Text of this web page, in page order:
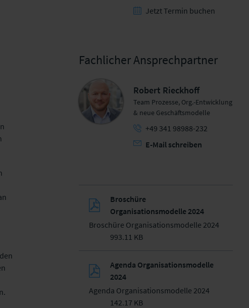
Jetzt Termin buchen
Fachlicher Ansprechpartner
Robert Rieckhoff
Team Prozesse, Org.-Entwicklung
& neue Geschäftsmodelle
+49 341 98988-232
E-Mail schreiben
Broschüre
Organisationsmodelle 2024
Broschüre Organisationsmodelle 2024
993.11 KB
Agenda Organisationsmodelle
2024
Agenda Organisationsmodelle 2024
142.17 KB